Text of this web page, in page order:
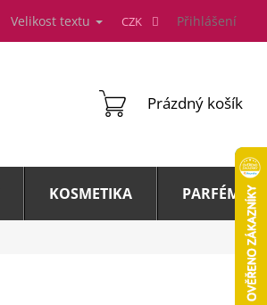
Velikost textu CZK Přihlášení
NÁKUPNÍ
Prázdný košík
KOSMETIKA PARFÉMY A